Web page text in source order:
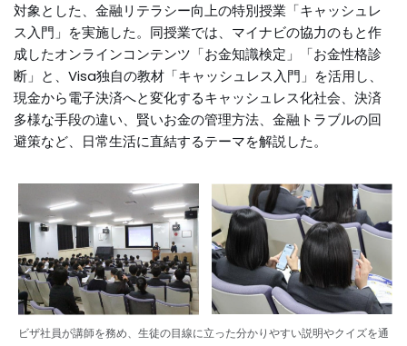
対象とした、金融リテラシー向上の特別授業「キャッシュレ
ス入門」を実施した。同授業では、マイナビの協力のもと作
成したオンラインコンテンツ「お金知識検定」「お金性格診
断」と、Visa独自の教材「キャッシュレス入門」を活用し、
現金から電子決済へと変化するキャッシュレス化社会、決済
多様な手段の違い、賢いお金の管理方法、金融トラブルの回
避策など、日常生活に直結するテーマを解説した。
ビザ社員が講師を務め、生徒の目線に立った分かりやすい説明やクイズを通